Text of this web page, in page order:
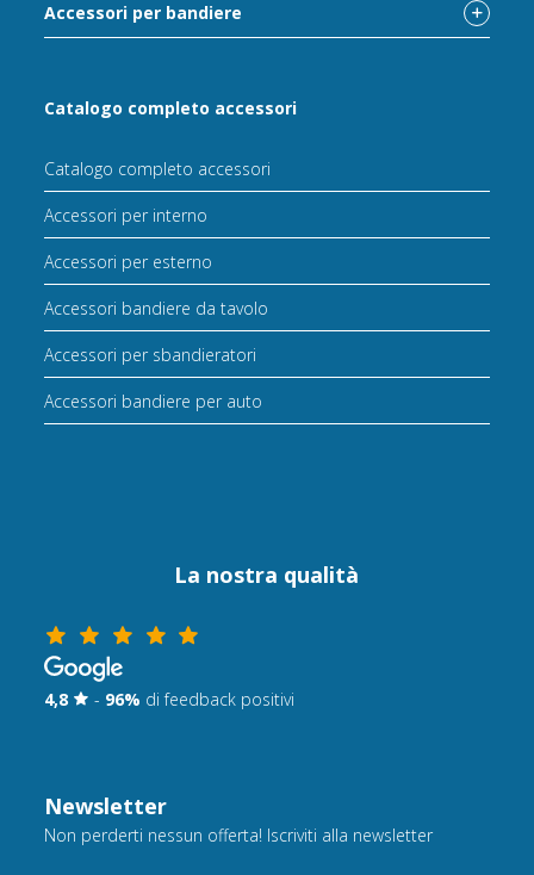
Accessori per bandiere
Catalogo completo accessori
Catalogo completo accessori
Accessori per interno
Accessori per esterno
Accessori bandiere da tavolo
Accessori per sbandieratori
Accessori bandiere per auto
La nostra qualità
4,8 - 96% di feedback positivi
Newsletter
Non perderti nessun offerta! Iscriviti alla newsletter